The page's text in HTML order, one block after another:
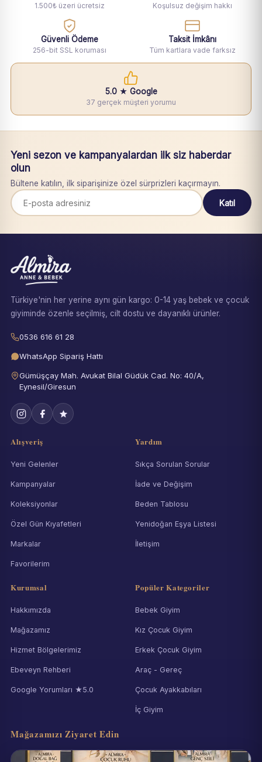
1.500₺ üzeri ücretsiz Koşulsuz değişim hakkı
Güvenli Ödeme
256-bit SSL koruması
Taksit İmkânı
Tüm kartlara vade farksız
5.0 ★ Google
37 gerçek müşteri yorumu
Yeni sezon ve kampanyalardan ilk siz haberdar
olun
Bültene katılın, ilk siparişinize özel sürprizleri kaçırmayın.
Katıl
Türkiye'nin her yerine aynı gün kargo: 0-14 yaş bebek ve çocuk
giyiminde özenle seçilmiş, cilt dostu ve dayanıklı ürünler.
0536 616 61 28
WhatsApp Sipariş Hattı
Gümüşçay Mah. Avukat Bilal Güdük Cad. No: 40/A,
Eynesil/Giresun
Alışveriş
Yeni Gelenler
Kampanyalar
Koleksiyonlar
Özel Gün Kıyafetleri
Markalar
Favorilerim
Yardım
Sıkça Sorulan Sorular
İade ve Değişim
Beden Tablosu
Yenidoğan Eşya Listesi
İletişim
Kurumsal
Hakkımızda
Mağazamız
Hizmet Bölgelerimiz
Ebeveyn Rehberi
Google Yorumları ★5.0
Popüler Kategoriler
Bebek Giyim
Kız Çocuk Giyim
Erkek Çocuk Giyim
Araç - Gereç
Çocuk Ayakkabıları
İç Giyim
Mağazamızı Ziyaret Edin